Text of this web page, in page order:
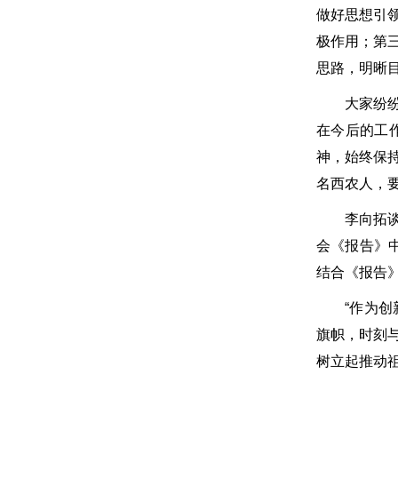
做好思想引
极作用；第
思路，明晰
大家纷纷
在今后的工
神，始终保
名西农人，
李向拓谈
会《报告》
结合《报告
“作为创新
旗帜，时刻
树立起推动